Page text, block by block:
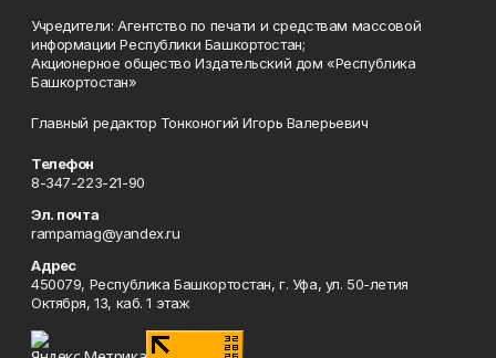
Учредители: Агентство по печати и средствам массовой
информации Республики Башкортостан;
Акционерное общество Издательский дом «Республика
Башкортостан»
Главный редактор Тонконогий Игорь Валерьевич
Телефон
8-347-223-21-90
Эл. почта
rampamag@yandex.ru
Адрес
450079, Республика Башкортостан, г. Уфа, ул. 50-летия
Октября, 13, каб. 1 этаж